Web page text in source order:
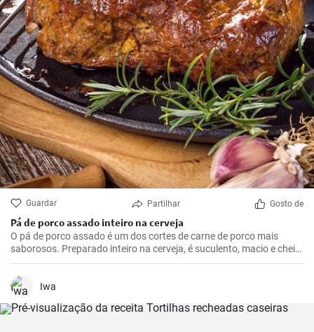
Guardar Partilhar Gosto de
Pá de porco assado inteiro na cerveja
O pá de porco assado é um dos cortes de carne de porco mais
saborosos. Preparado inteiro na cerveja, é suculento, macio e cheio
de sabor. Tudo isso envolto em uma bela crosta dourada e marrom,
que se formará com a cerveja.
Iwa